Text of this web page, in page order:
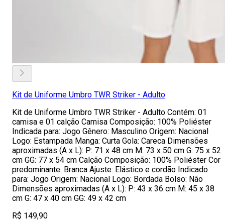
Kit de Uniforme Umbro TWR Striker - Adulto
Kit de Uniforme Umbro TWR Striker - Adulto Contém: 01
camisa e 01 calção Camisa Composição: 100% Poliéster
Indicada para: Jogo Gênero: Masculino Origem: Nacional
Logo: Estampada Manga: Curta Gola: Careca Dimensões
aproximadas (A x L): P: 71 x 48 cm M: 73 x 50 cm G: 75 x 52
cm GG: 77 x 54 cm Calção Composição: 100% Poliéster Cor
predominante: Branca Ajuste: Elástico e cordão Indicado
para: Jogo Origem: Nacional Logo: Bordada Bolso: Não
Dimensões aproximadas (A x L): P: 43 x 36 cm M: 45 x 38
cm G: 47 x 40 cm GG: 49 x 42 cm
R$ 149,90